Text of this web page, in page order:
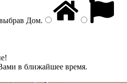
Дом.
в ближайшее время.